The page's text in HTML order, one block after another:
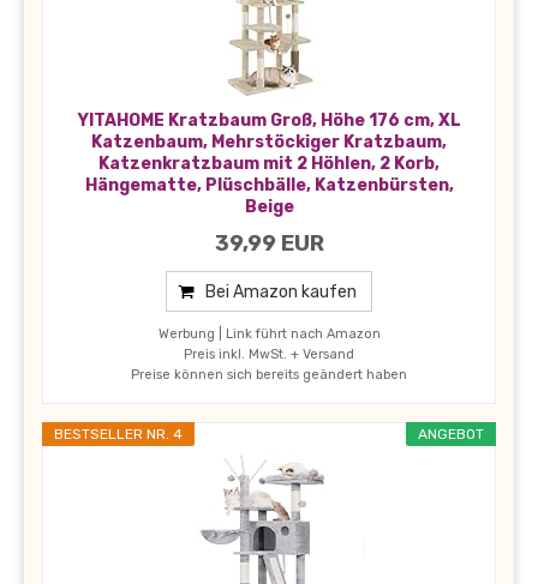
YITAHOME Kratzbaum Groß, Höhe 176 cm, XL
Katzenbaum, Mehrstöckiger Kratzbaum,
Katzenkratzbaum mit 2 Höhlen, 2 Korb,
Hängematte, Plüschbälle, Katzenbürsten,
Beige
39,99 EUR
Bei Amazon kaufen
Werbung | Link führt nach Amazon
Preis inkl. MwSt. + Versand
Preise können sich bereits geändert haben
ANGEBOT
BESTSELLER NR. 4